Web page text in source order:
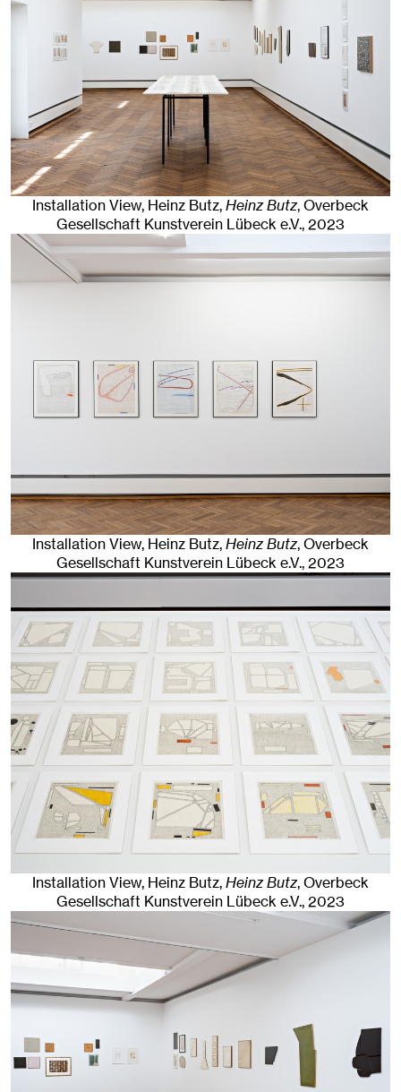
Installation View, Heinz Butz,Heinz Butz, Overbeck
Gesellschaft Kunstverein Lübeck e.V., 2023
Installation View, Heinz Butz,Heinz Butz, Overbeck
Gesellschaft Kunstverein Lübeck e.V., 2023
Installation View, Heinz Butz,Heinz Butz, Overbeck
Gesellschaft Kunstverein Lübeck e.V., 2023